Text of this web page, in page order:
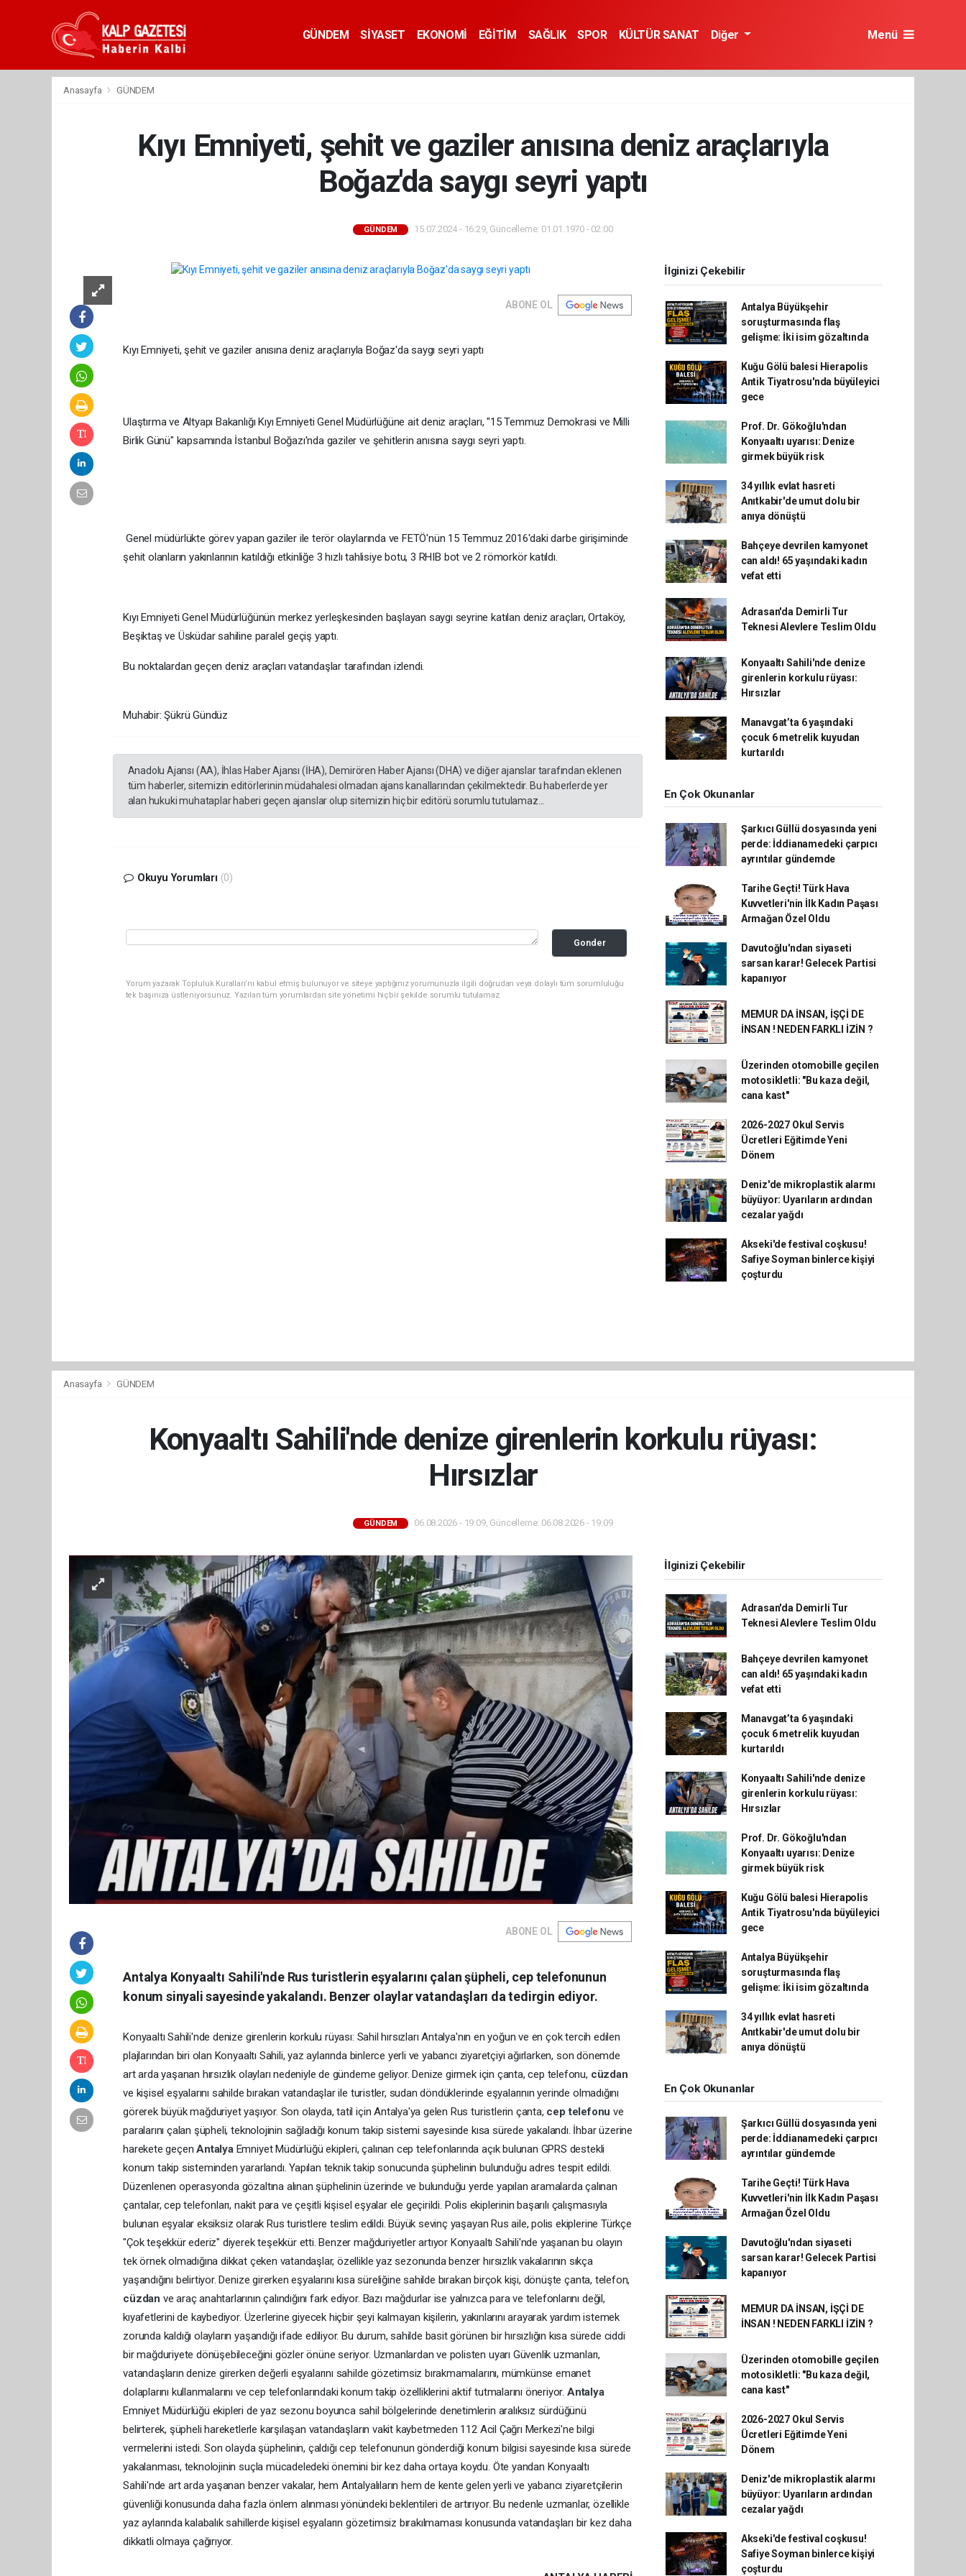
GÜNDEM SİYASET EKONOMİ EĞİTİM SAĞLIK SPOR KÜLTÜR SANAT Diğer Menü
Anasayfa GÜNDEM
Kıyı Emniyeti, şehit ve gaziler anısına deniz araçlarıyla
Boğaz'da saygı seyri yaptı
GÜNDEM 15.07.2024 - 16:29, Güncelleme: 01.01.1970 - 02:00
ABONE OL
Kıyı Emniyeti, şehit ve gaziler anısına deniz araçlarıyla Boğaz'da saygı seyri yaptı
Ulaştırma ve Altyapı Bakanlığı Kıyı Emniyeti Genel Müdürlüğüne ait deniz araçları, "15 Temmuz Demokrasi ve Milli
Birlik Günü" kapsamında İstanbul Boğazı'nda gaziler ve şehitlerin anısına saygı seyri yaptı.
Genel müdürlükte görev yapan gaziler ile terör olaylarında ve FETÖ'nün 15 Temmuz 2016'daki darbe girişiminde
şehit olanların yakınlarının katıldığı etkinliğe 3 hızlı tahlisiye botu, 3 RHIB bot ve 2 römorkör katıldı.
Kıyı Emniyeti Genel Müdürlüğünün merkez yerleşkesinden başlayan saygı seyrine katılan deniz araçları, Ortaköy,
Beşiktaş ve Üsküdar sahiline paralel geçiş yaptı.
Bu noktalardan geçen deniz araçları vatandaşlar tarafından izlendi.
Muhabir: Şükrü Gündüz
Anadolu Ajansı (AA), İhlas Haber Ajansı (İHA), Demirören Haber Ajansı (DHA) ve diğer ajanslar tarafından eklenen
tüm haberler, sitemizin editörlerinin müdahalesi olmadan ajans kanallarından çekilmektedir. Bu haberlerde yer
alan hukuki muhataplar haberi geçen ajanslar olup sitemizin hiç bir editörü sorumlu tutulamaz...
Okuyu Yorumları (0)
Gonder
Yorum yazarak Topluluk Kuralları’nı kabul etmiş bulunuyor ve siteye yaptığınız yorumunuzla ilgili doğrudan veya dolaylı tüm sorumluluğu
tek başınıza üstleniyorsunuz. Yazılan tüm yorumlardan site yönetimi hiçbir şekilde sorumlu tutulamaz.
İlginizi Çekebilir
Antalya Büyükşehir
soruşturmasında flaş
gelişme: İki isim gözaltında
Kuğu Gölü balesi Hierapolis
Antik Tiyatrosu'nda büyüleyici
gece
Prof. Dr. Gökoğlu'ndan
Konyaaltı uyarısı: Denize
girmek büyük risk
34 yıllık evlat hasreti
Anıtkabir'de umut dolu bir
anıya dönüştü
Bahçeye devrilen kamyonet
can aldı! 65 yaşındaki kadın
vefat etti
Adrasan'da Demirli Tur
Teknesi Alevlere Teslim Oldu
Konyaaltı Sahili'nde denize
girenlerin korkulu rüyası:
Hırsızlar
Manavgat’ta 6 yaşındaki
çocuk 6 metrelik kuyudan
kurtarıldı
En Çok Okunanlar
Şarkıcı Güllü dosyasında yeni
perde: İddianamedeki çarpıcı
ayrıntılar gündemde
Tarihe Geçti! Türk Hava
Kuvvetleri'nin İlk Kadın Paşası
Armağan Özel Oldu
Davutoğlu'ndan siyaseti
sarsan karar! Gelecek Partisi
kapanıyor
MEMUR DA İNSAN, İŞÇİ DE
İNSAN ! NEDEN FARKLI İZİN ?
Üzerinden otomobille geçilen
motosikletli: "Bu kaza değil,
cana kast"
2026-2027 Okul Servis
Ücretleri Eğitimde Yeni
Dönem
Deniz'de mikroplastik alarmı
büyüyor: Uyarıların ardından
cezalar yağdı
Akseki'de festival coşkusu!
Safiye Soyman binlerce kişiyi
çoşturdu
Anasayfa GÜNDEM
Konyaaltı Sahili'nde denize girenlerin korkulu rüyası:
Hırsızlar
GÜNDEM 06.08.2026 - 19:09, Güncelleme: 06.08.2026 - 19:09
ABONE OL
Antalya Konyaaltı Sahili'nde Rus turistlerin eşyalarını çalan şüpheli, cep telefonunun
konum sinyali sayesinde yakalandı. Benzer olaylar vatandaşları da tedirgin ediyor.
Konyaaltı Sahili'nde denize girenlerin korkulu rüyası: Sahil hırsızları Antalya'nın en yoğun ve en çok tercih edilen
plajlarından biri olan Konyaaltı Sahili, yaz aylarında binlerce yerli ve yabancı ziyaretçiyi ağırlarken, son dönemde
art arda yaşanan hırsızlık olayları nedeniyle de gündeme geliyor. Denize girmek için çanta, cep telefonu, cüzdan
ve kişisel eşyalarını sahilde bırakan vatandaşlar ile turistler, sudan döndüklerinde eşyalarının yerinde olmadığını
görerek büyük mağduriyet yaşıyor. Son olayda, tatil için Antalya'ya gelen Rus turistlerin çanta, cep telefonu ve
paralarını çalan şüpheli, teknolojinin sağladığı konum takip sistemi sayesinde kısa sürede yakalandı. İhbar üzerine
harekete geçenAntalya Emniyet Müdürlüğü ekipleri, çalınan cep telefonlarında açık bulunan GPRS destekli
konum takip sisteminden yararlandı. Yapılan teknik takip sonucunda şüphelinin bulunduğu adres tespit edildi.
Düzenlenen operasyonda gözaltına alınan şüphelinin üzerinde ve bulunduğu yerde yapılan aramalarda çalınan
çantalar, cep telefonları, nakit para ve çeşitli kişisel eşyalar ele geçirildi. Polis ekiplerinin başarılı çalışmasıyla
bulunan eşyalar eksiksiz olarak Rus turistlere teslim edildi. Büyük sevinç yaşayan Rus aile, polis ekiplerine Türkçe
"Çok teşekkür ederiz" diyerek teşekkür etti. Benzer mağduriyetler artıyor Konyaaltı Sahili'nde yaşanan bu olayın
tek örnek olmadığına dikkat çeken vatandaşlar, özellikle yaz sezonunda benzer hırsızlık vakalarının sıkça
yaşandığını belirtiyor. Denize girerken eşyalarını kısa süreliğine sahilde bırakan birçok kişi, dönüşte çanta, telefon,
cüzdan ve araç anahtarlarının çalındığını fark ediyor. Bazı mağdurlar ise yalnızca para ve telefonlarını değil,
kıyafetlerini de kaybediyor. Üzerlerine giyecek hiçbir şeyi kalmayan kişilerin, yakınlarını arayarak yardım istemek
zorunda kaldığı olayların yaşandığı ifade ediliyor. Bu durum, sahilde basit görünen bir hırsızlığın kısa sürede ciddi
bir mağduriyete dönüşebileceğini gözler önüne seriyor. Uzmanlardan ve polisten uyarı Güvenlik uzmanları,
vatandaşların denize girerken değerli eşyalarını sahilde gözetimsiz bırakmamalarını, mümkünse emanet
dolaplarını kullanmalarını ve cep telefonlarındaki konum takip özelliklerini aktif tutmalarını öneriyor. Antalya
Emniyet Müdürlüğü ekipleri de yaz sezonu boyunca sahil bölgelerinde denetimlerin aralıksız sürdüğünü
belirterek, şüpheli hareketlerle karşılaşan vatandaşların vakit kaybetmeden 112 Acil Çağrı Merkezi'ne bilgi
vermelerini istedi. Son olayda şüphelinin, çaldığı cep telefonunun gönderdiği konum bilgisi sayesinde kısa sürede
yakalanması, teknolojinin suçla mücadeledeki önemini bir kez daha ortaya koydu. Öte yandan Konyaaltı
Sahili'nde art arda yaşanan benzer vakalar, hem Antalyalıların hem de kente gelen yerli ve yabancı ziyaretçilerin
güvenliği konusunda daha fazla önlem alınması yönündeki beklentileri de artırıyor. Bu nedenle uzmanlar, özellikle
yaz aylarında kalabalık sahillerde kişisel eşyaların gözetimsiz bırakılmaması konusunda vatandaşları bir kez daha
dikkatli olmaya çağırıyor.
İlginizi Çekebilir
Adrasan'da Demirli Tur
Teknesi Alevlere Teslim Oldu
Bahçeye devrilen kamyonet
can aldı! 65 yaşındaki kadın
vefat etti
Manavgat’ta 6 yaşındaki
çocuk 6 metrelik kuyudan
kurtarıldı
Konyaaltı Sahili'nde denize
girenlerin korkulu rüyası:
Hırsızlar
Prof. Dr. Gökoğlu'ndan
Konyaaltı uyarısı: Denize
girmek büyük risk
Kuğu Gölü balesi Hierapolis
Antik Tiyatrosu'nda büyüleyici
gece
Antalya Büyükşehir
soruşturmasında flaş
gelişme: İki isim gözaltında
34 yıllık evlat hasreti
Anıtkabir'de umut dolu bir
anıya dönüştü
En Çok Okunanlar
Şarkıcı Güllü dosyasında yeni
perde: İddianamedeki çarpıcı
ayrıntılar gündemde
Tarihe Geçti! Türk Hava
Kuvvetleri'nin İlk Kadın Paşası
Armağan Özel Oldu
Davutoğlu'ndan siyaseti
sarsan karar! Gelecek Partisi
kapanıyor
MEMUR DA İNSAN, İŞÇİ DE
İNSAN ! NEDEN FARKLI İZİN ?
Üzerinden otomobille geçilen
motosikletli: "Bu kaza değil,
cana kast"
2026-2027 Okul Servis
Ücretleri Eğitimde Yeni
Dönem
Deniz'de mikroplastik alarmı
büyüyor: Uyarıların ardından
cezalar yağdı
Akseki'de festival coşkusu!
Safiye Soyman binlerce kişiyi
çoşturdu